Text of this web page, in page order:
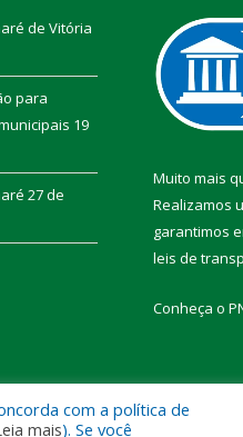
de Vitória
para
19
27 de
Muito mais
Realizamos
garantimos
leis de
Conheça o
Mapa do Site
com a política de
mais). Se você